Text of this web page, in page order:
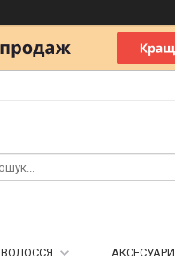
ВОЛОССЯ АКСЕСУАРИ